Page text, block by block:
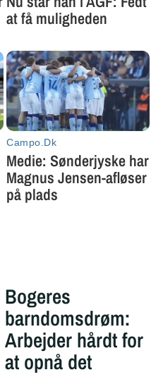
Bogeres
barndomsdrøm:
Arbejder hårdt for
at opnå det